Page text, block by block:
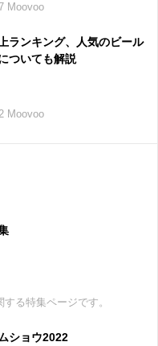
2026/01/07 Moovoo
ランキング、人気のビール
ついても解説
2026/01/22 Moovoo
する特集ページです。
ショウ2022